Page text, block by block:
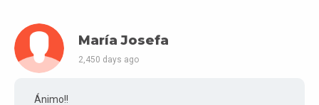
María Josefa
2,450 days ago
Ánimo!!